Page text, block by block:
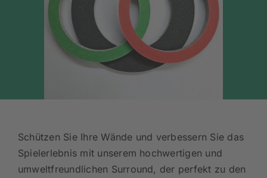
Schützen Sie Ihre Wände und verbessern Sie das
Spielerlebnis mit unserem hochwertigen und
umweltfreundlichen Surround, der perfekt zu den